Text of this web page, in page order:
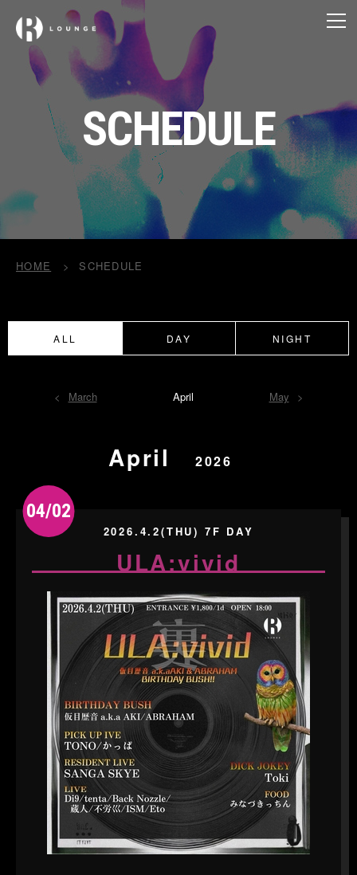
SCHEDULE
HOME SCHEDULE
ALL DAY NIGHT
March April May
April 2026
04/02
2026.4.2(THU) 7F DAY
ULA:vivid